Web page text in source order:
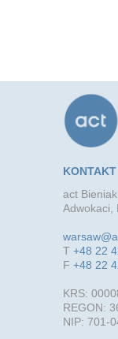
KONTAKT
act
Adwokaci,
T +48 22
F +48 22
KRS:
REGON:
NIP: 701-